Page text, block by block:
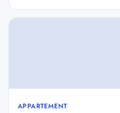
APPARTEMENT